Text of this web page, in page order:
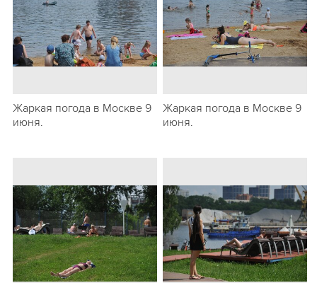
Жаркая погода в Москве 9
июня.
Жаркая погода в Москве 9
июня.